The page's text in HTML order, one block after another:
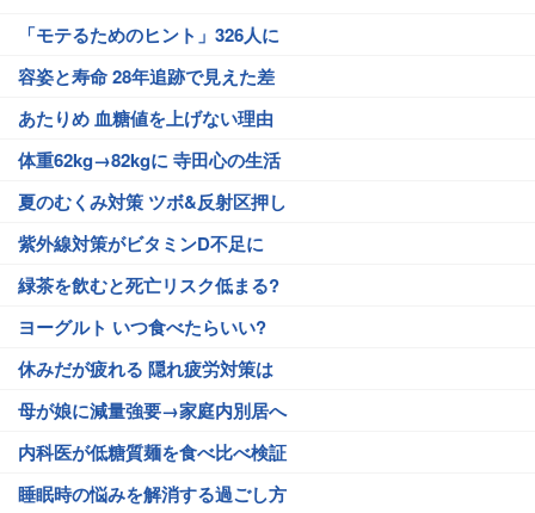
「モテるためのヒント」326人に
容姿と寿命 28年追跡で見えた差
あたりめ 血糖値を上げない理由
体重62kg→82kgに 寺田心の生活
夏のむくみ対策 ツボ&反射区押し
紫外線対策がビタミンD不足に
緑茶を飲むと死亡リスク低まる?
ヨーグルト いつ食べたらいい?
休みだが疲れる 隠れ疲労対策は
母が娘に減量強要→家庭内別居へ
内科医が低糖質麺を食べ比べ検証
睡眠時の悩みを解消する過ごし方